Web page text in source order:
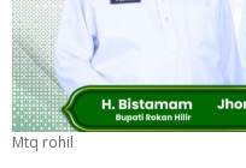
Mtq rohil